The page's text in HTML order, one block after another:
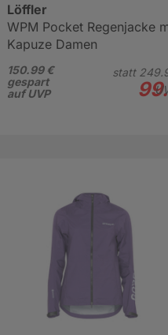
Löffler
WPM Pocket Regenjacke
Kapuze Damen
150.99 €
gespart
auf UVP
statt 249.